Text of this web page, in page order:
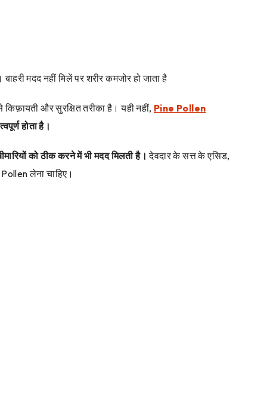
मदद नहीं मिलें पर शरीर कमजोर हो जाता है
और सुरक्षित तरीका है। यही नहीं, Pine Pollen
होता है।
को ठीक करने में भी मदद मिलती है।देवदार के सत्त के एसिड,
लेना चाहिए।